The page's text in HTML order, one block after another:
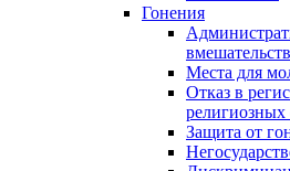
Гонения
Места для
Отказ в
Защита от